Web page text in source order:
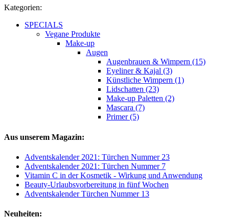
Kategorien:
SPECIALS
Vegane Produkte
Make-up
Augen
Augenbrauen & Wimpern (15)
Eyeliner & Kajal (3)
Künstliche Wimpern (1)
Lidschatten (23)
Make-up Paletten (2)
Mascara (7)
Primer (5)
Aus unserem Magazin:
Adventskalender 2021: Türchen Nummer 23
Adventskalender 2021: Türchen Nummer 7
Vitamin C in der Kosmetik - Wirkung und Anwendung
Beauty-Urlaubsvorbereitung in fünf Wochen
Adventskalender Türchen Nummer 13
Neuheiten: